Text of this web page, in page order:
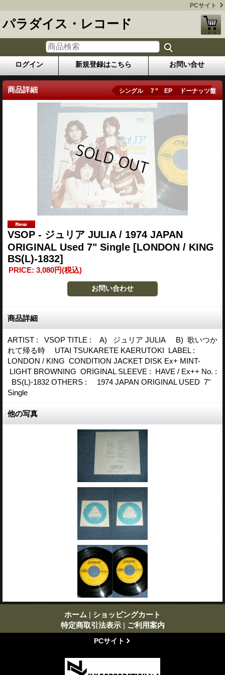
PCサイト
パラダイス・レコード
ログイン 新規登録はこちら お問い合せ
商品詳細 シングル ７” EP ドーナッツ盤
VSOP - ジュリア JULIA / 1974 JAPAN
ORIGINAL Used 7" Single [LONDON / KING
BS(L)-1832]
PRICE: 3,080円(税込)
商品詳細
ARTIST : VSOP TITLE : A) ジュリア JULIA B) 歌いつか
れて帰る時 UTAI TSUKARETE KAERUTOKI LABEL :
LONDON / KING CONDITION JACKET DISK Ex+ MINT-
LIGHT BROWNING ORIGINAL SLEEVE : HAVE / Ex++ No. :
BS(L)-1832 OTHERS : 1974 JAPAN ORIGINAL USED 7"
Single
他の写真
ホーム | ショッピングカート
特定商取引法表示 | ご利用案内
PCサイト